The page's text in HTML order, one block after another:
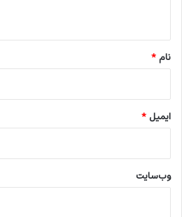
نام*
ایمیل*
وب‌سایت